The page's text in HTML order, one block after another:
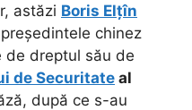
astăzi Boris Elțîn
chinez
de dreptul său de
de Securitateal
după ce s-au